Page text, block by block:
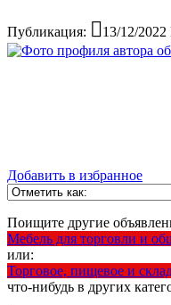
Публикация: 13/12/2022
Добавить в избранное
Поищите другие
Мебель для торговли и
или:
Торговое, пищевое и
что-нибудь в других